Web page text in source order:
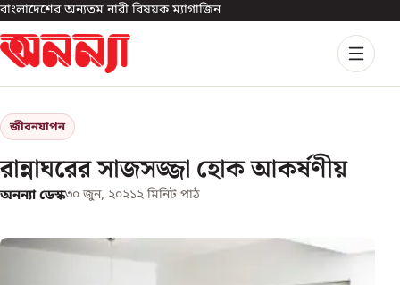
বাংলাদেশের অন্যতম নারী বিষয়ক ম্যাগাজিন
জীবনযাপন
রান্নাঘরের সাজসজ্জা হোক আকর্ষণীয়
অনন্যা ডেস্ক৩০ জুন, ২০২১২ মিনিট পাঠ